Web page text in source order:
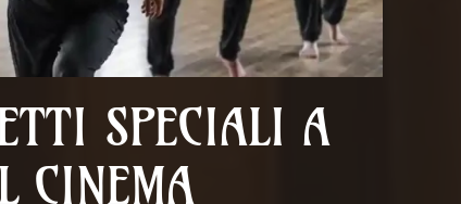
SPECIALI A
CINEMA